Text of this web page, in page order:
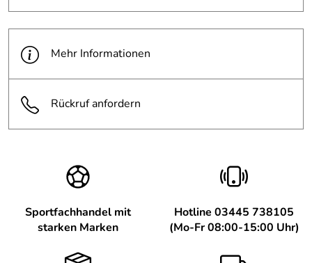
Mehr Informationen
Rückruf anfordern
Sportfachhandel mit
starken Marken
Hotline 03445 738105
(Mo-Fr 08:00-15:00 Uhr)